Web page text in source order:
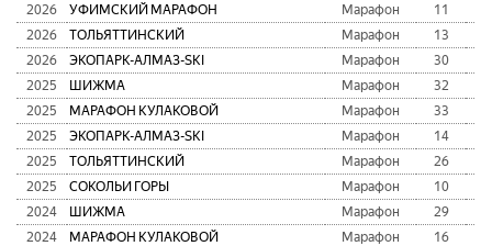
2026
УФИМСКИЙ МАРАФОН Марафон 11
2026
ТОЛЬЯТТИНСКИЙ Марафон 13
2026
ЭКОПАРК-АЛМАЗ-SKI Марафон 30
2025
ШИЖМА Марафон 32
2025
МАРАФОН КУЛАКОВОЙ Марафон 33
2025
ЭКОПАРК-АЛМАЗ-SKI Марафон 14
2025
ТОЛЬЯТТИНСКИЙ Марафон 26
2025
СОКОЛЬИ ГОРЫ Марафон 10
2024
ШИЖМА Марафон 29
2024
МАРАФОН КУЛАКОВОЙ Марафон 16